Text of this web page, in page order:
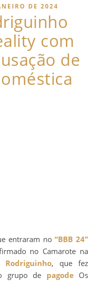
DE 2024
com
de
entraram no“BBB 24”
no Camarote na
Rodriguinho, que fez
grupo de pagodeOs